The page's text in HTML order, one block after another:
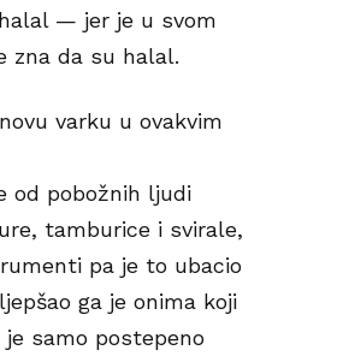
— jer je u svom
zna da su halal.
varku u ovakvim
od pobožnih ljudi
tamburice i svirale,
pa je to ubacio
ga je onima koji
samo postepeno